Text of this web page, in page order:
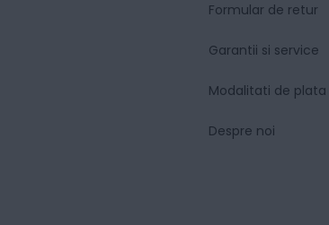
Formular de retur
Garantii si service
Modalitati de plata
Despre noi